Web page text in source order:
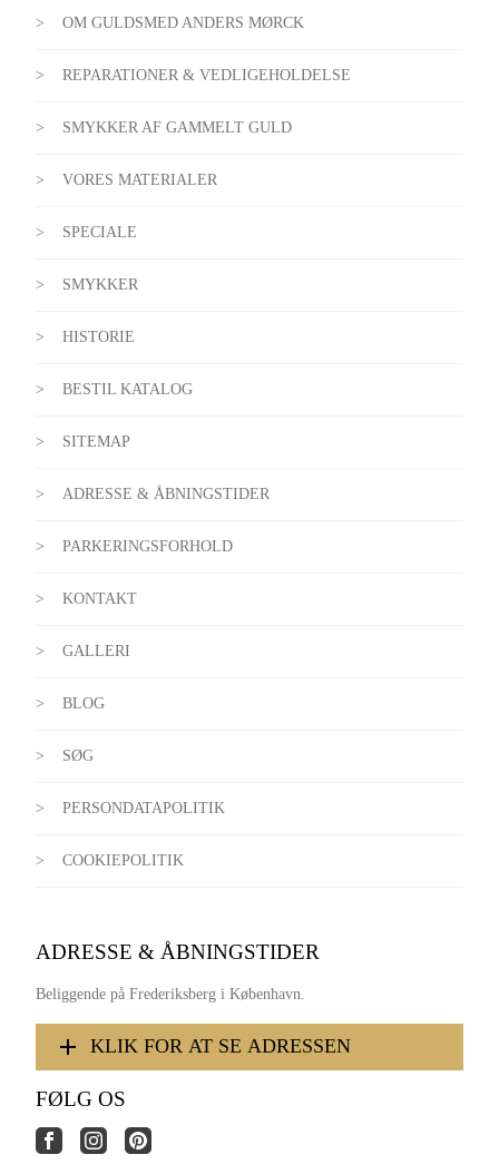
OM GULDSMED ANDERS MØRCK
REPARATIONER & VEDLIGEHOLDELSE
SMYKKER AF GAMMELT GULD
VORES MATERIALER
SPECIALE
SMYKKER
HISTORIE
BESTIL KATALOG
SITEMAP
ADRESSE & ÅBNINGSTIDER
PARKERINGSFORHOLD
KONTAKT
GALLERI
BLOG
SØG
PERSONDATAPOLITIK
COOKIEPOLITIK
ADRESSE & ÅBNINGSTIDER
Beliggende på Frederiksberg i København.
KLIK FOR AT SE ADRESSEN
FØLG OS